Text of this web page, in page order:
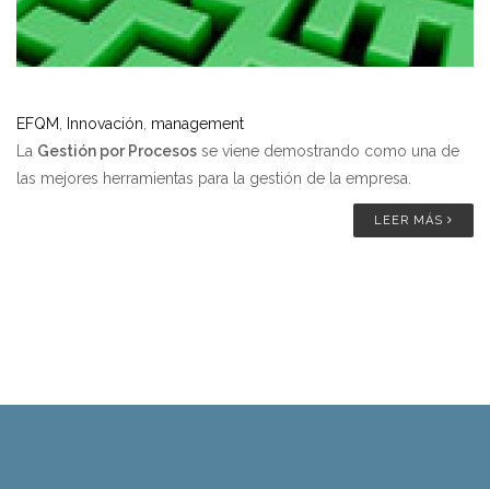
EFQM Innovación management
La Gestión por Procesos se viene demostrando como una de
las mejores herramientas para la gestión de la empresa.
LEER MÁS